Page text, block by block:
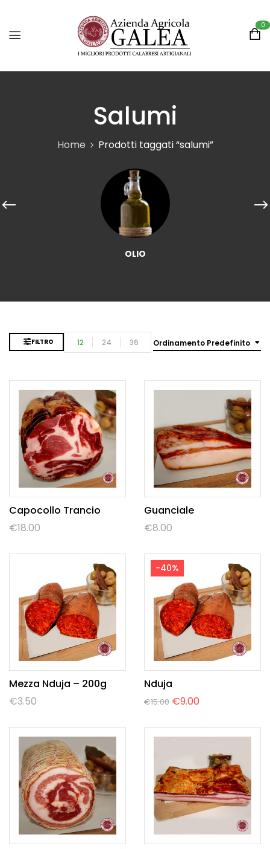
0
Salumi
Home Prodotti taggati “salumi”
OLIO
FILTRO Ordinamento Predefinito
12 24 36
Capocollo Trancio
€18.00
Guanciale
€8.00
Mezza Nduja – 200g
€3.50
-40%
Nduja
€15.00 €9.00